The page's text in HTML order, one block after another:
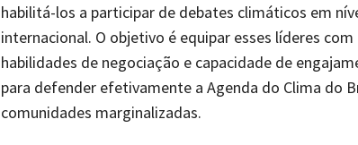
habilitá-los a participar de debates climáticos em
internacional. O objetivo é equipar esses líderes
habilidades de negociação e capacidade de
para defender efetivamente a Agenda do Clima do
comunidades marginalizadas.